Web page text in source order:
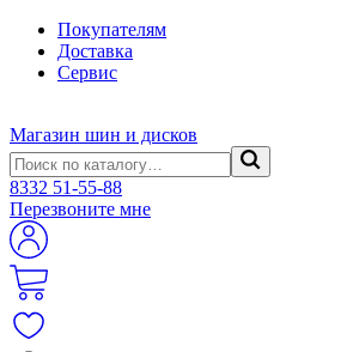
Покупателям
Доставка
Сервис
Магазин шин и дисков
8332 51-55-88
Перезвоните мне